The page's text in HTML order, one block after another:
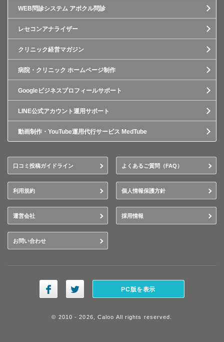
WEB問診システム アポクル問診
レセコンアナライザー
クリニック経営マガジン
病院・クリニック ホームページ制作
Googleビジネスプロフィールサポート
LINE公式アカウント運用サポート
動画制作・YouTube運用代行サービス MedTube
口コミ投稿ガイドライン よくあるご質問（FAQ）
利用規約 個人情報保護方針
運営会社 採用情報
お問い合わせ
PC版を表示
© 2010 - 2026, Caloo All rights reserved.